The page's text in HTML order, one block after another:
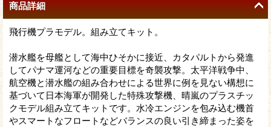
商品詳細
飛行機プラモデル。組み立てキット。
潜水艦を母艦として海中ひそかに接近、カタパルトから発進
してパナマ運河などの重要目標を奇襲攻撃。太平洋戦争中、
航空機と潜水艦の組み合わせによる世界に例を見ない構想に
基づいて日本海軍が開発した特殊攻撃機、晴嵐のプラスチッ
クモデル組み立てキットです。水冷エンジンを包み込む機首
やスマートなフロートなどバランスの良い引き締まった姿を